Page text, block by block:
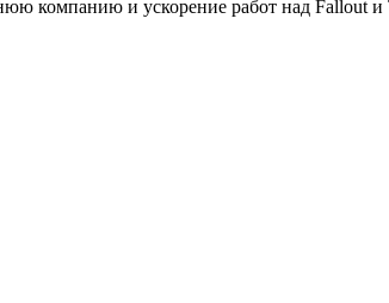
компанию и ускорение работ над Fallout и